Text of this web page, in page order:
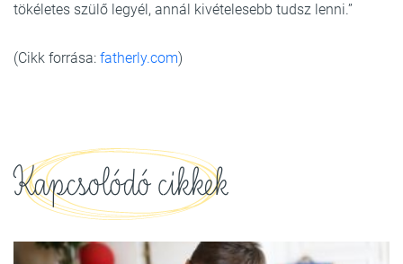
tökéletes szülő legyél, annál kivételesebb tudsz lenni.”
(Cikk forrása: fatherly.com)
Kapcsolódó cikkek